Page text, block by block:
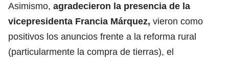
Asimismo, agradecieron la presencia de la
vicepresidenta Francia Márquez, vieron como
positivos los anuncios frente a la reforma rural
(particularmente la compra de tierras), el